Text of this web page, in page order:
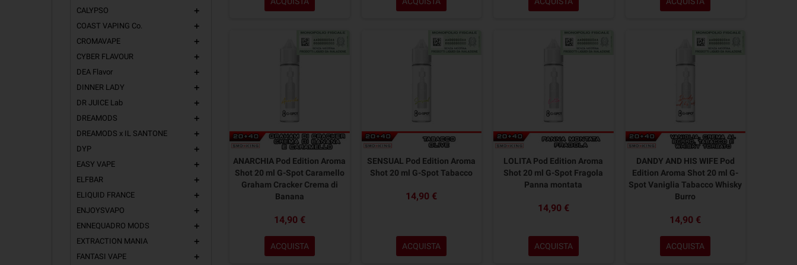
CALYPSO add
COAST VAPING Co. add
CROMAVAPE add
CYBER FLAVOUR add
DEA Flavor add
DINNER LADY add
DR JUICE Lab add
DREAMODS add
DREAMODS x IL SANTONE add
DYP add
EASY VAPE add
ELFBAR add
ELIQUID FRANCE add
ENJOYSVAPO add
ENNEQUADRO MODS add
EXTRACTION MANIA add
FANTASI VAPE add
ANARCHIA Pod Edition Aroma
Shot 20 ml G-Spot Caramello
Graham Cracker Crema di
Banana
14,90 €
ACQUISTA
SENSUAL Pod Edition Aroma
Shot 20 ml G-Spot Tabacco
14,90 €
ACQUISTA
LOLITA Pod Edition Aroma
Shot 20 ml G-Spot Fragola
Panna montata
14,90 €
ACQUISTA
DANDY AND HIS WIFE Pod
Edition Aroma Shot 20 ml G-
Spot Vaniglia Tabacco Whisky
Burro
14,90 €
ACQUISTA